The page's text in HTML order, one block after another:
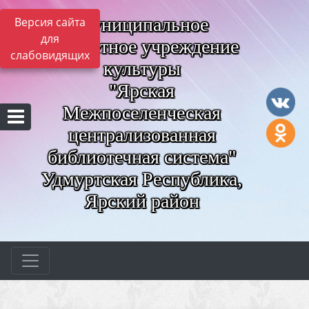
Версия сайта
для
слабовидящих
Муниципальное
бюджетное учреждение
культуры
"Ярская
Межпоселенческая
централизованная
библиотечная система"
Удмуртская Республика,
Ярский район